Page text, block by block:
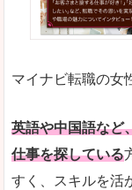
は
自
人気度 「
マイナビ転職の女
英語や中国語など
仕事を探している
すく、スキルを活